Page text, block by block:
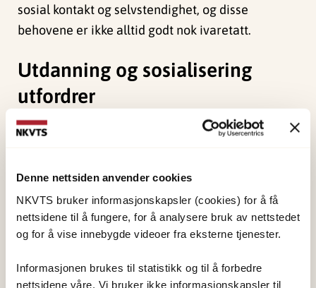
Denne nettsiden anvender cookies
NKVTS bruker informasjonskapsler (cookies) for å få
nettsidene til å fungere, for å analysere bruk av nettstedet
og for å vise innebygde videoer fra eksterne tjenester.
Informasjonen brukes til statistikk og til å forbedre
nettsidene våre. Vi bruker ikke informasjonskapsler til
sosial kontakt og selvstendighet, og disse
behovene er ikke alltid godt nok ivaretatt.
Utdanning og sosialisering
utfordrer
Vennskap er et gjennomgående tema i barnas
venner og frustrasjon over ikke å kunne forklare
hvorfor de plutselig har flyttet. Av hensyn til
sikkerhet får færre barn enn før ha venner på
besøk på krisesenteret. Selv om flere får besøke
alle. For noen blir ensomhet en tydelig del av